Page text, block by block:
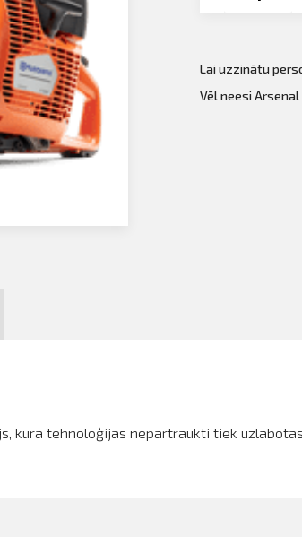
Lai uzzinātu
Vēl neesi
kura tehnoloģijas nepārtraukti tiek